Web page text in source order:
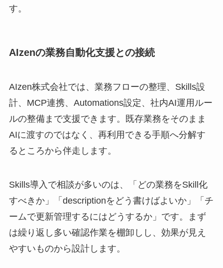
す。
AIzenの業務自動化支援との接続
AIzen株式会社では、業務フローの整理、Skills設
計、MCP連携、Automations設定、社内AI運用ルー
ルの整備まで支援できます。既存業務をそのまま
AIに渡すのではなく、再利用できる手順へ分解す
るところから伴走します。
Skills導入で相談が多いのは、「どの業務をSkill化
すべきか」「descriptionをどう書けばよいか」「チ
ームで更新管理するにはどうするか」です。まず
は繰り返し多い確認作業を棚卸しし、効果が見え
やすいものから設計します。